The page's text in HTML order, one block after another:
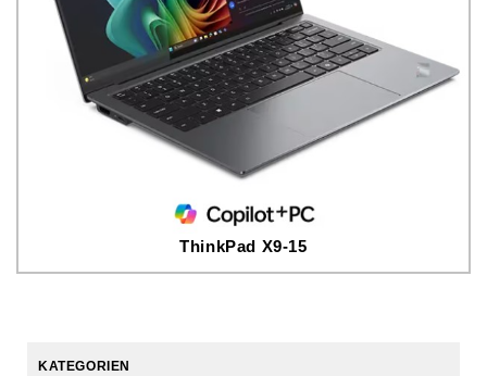
ThinkPad X9-15
KATEGORIEN